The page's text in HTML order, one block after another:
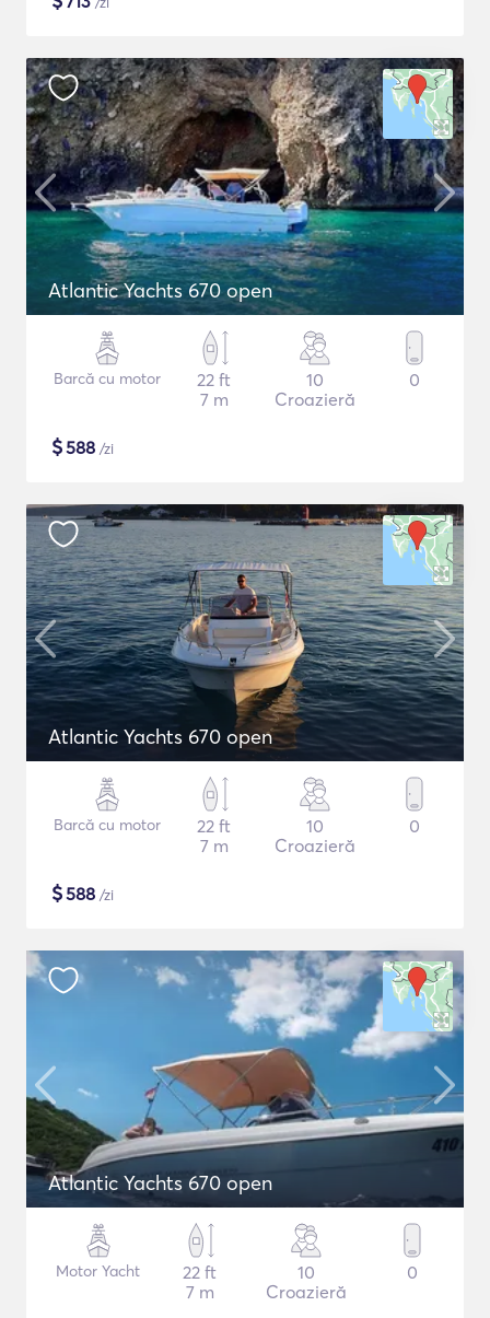
Atlantic Yachts 670 open
Barcă cu motor
22 ft
7 m
10
Croazieră
0
$588 /zi
Atlantic Yachts 670 open
Barcă cu motor
22 ft
7 m
10
Croazieră
0
$588 /zi
Atlantic Yachts 670 open
Motor Yacht
22 ft
7 m
10
Croazieră
0